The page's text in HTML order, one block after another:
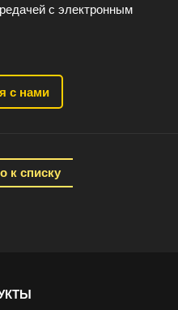
с электронным
с нами
к списку